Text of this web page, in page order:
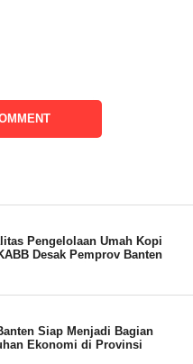
kami siap mengawal
Lebak ke APH,”
GLB pada awak
kebocoran di Dinas
Pengelolaan Umah Kopi
Desak Pemprov Banten
Siap Menjadi Bagian
Ekonomi di Provinsi